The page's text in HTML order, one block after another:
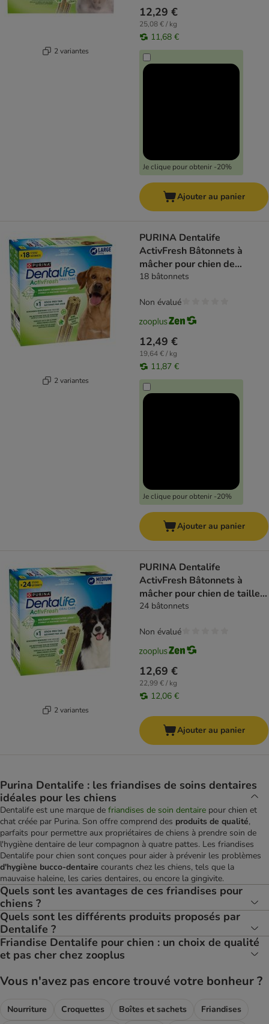
2 variantes
12,29 €
25,08 € / kg
11,68 €
Je clique pour obtenir -20%
Ajouter au panier
2 variantes
PURINA Dentalife
ActivFresh Bâtonnets à
mâcher pour chien de
grande taille
18 bâtonnets
12,49 €
19,64 € / kg
11,87 €
Je clique pour obtenir -20%
Non évalué
Ajouter au panier
2 variantes
PURINA Dentalife
ActivFresh Bâtonnets à
mâcher pour chien de taille
moyenne
24 bâtonnets
12,69 €
22,99 € / kg
12,06 €
Non évalué
Ajouter au panier
Purina Dentalife : les friandises de soins dentaires
idéales pour les chiens
Dentalife est une marque de friandises de soin dentaire pour chien et
chat créée par Purina. Son offre comprend des produits de qualité,
parfaits pour permettre aux propriétaires de chiens à prendre soin de
l'hygiène dentaire de leur compagnon à quatre pattes. Les friandises
Dentalife pour chien sont conçues pour aider à prévenir les problèmes
d'hygiène bucco-dentaire courants chez les chiens, tels que la
mauvaise haleine, les caries dentaires, ou encore la gingivite.
Quels sont les avantages de ces friandises pour
chiens ?
Quels sont les différents produits proposés par
Dentalife ?
Friandise Dentalife pour chien : un choix de qualité
et pas cher chez zooplus
Vous n'avez pas encore trouvé votre bonheur ?
Nourriture Croquettes Boîtes et sachets
Friandises